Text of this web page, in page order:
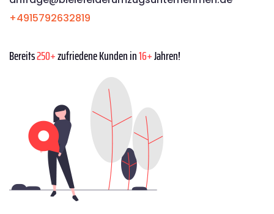
+4915792632819
Bereits250+zufriedene Kunden in16+Jahren!